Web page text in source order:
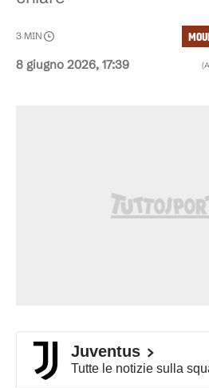
8 giugno 2026, 17:39
3 MIN
Juventus
Tutte le notizie sulla